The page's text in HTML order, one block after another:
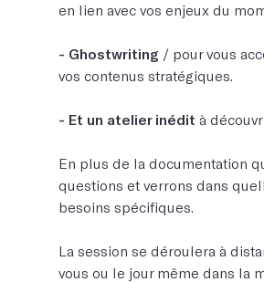
en lien avec vos enjeux du
- Ghostwriting / pour vous
vos contenus stratégiques.
- Et un atelier inédit à
En plus de la documentation
questions et verrons dans
besoins spécifiques.
La session se déroulera à
vous ou le jour même dans la